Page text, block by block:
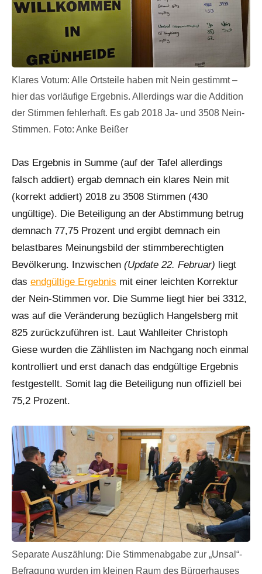
Klares Votum: Alle Ortsteile haben mit Nein gestimmt –
hier das vorläufige Ergebnis. Allerdings war die Addition
der Stimmen fehlerhaft. Es gab 2018 Ja- und 3508 Nein-
Stimmen. Foto: Anke Beißer
Das Ergebnis in Summe (auf der Tafel allerdings
falsch addiert) ergab demnach ein klares Nein mit
(korrekt addiert) 2018 zu 3508 Stimmen (430
ungültige). Die Beteiligung an der Abstimmung betrug
demnach 77,75 Prozent und ergibt demnach ein
belastbares Meinungsbild der stimmberechtigten
Bevölkerung. Inzwischen (Update 22. Februar) liegt
das endgültige Ergebnis mit einer leichten Korrektur
der Nein-Stimmen vor. Die Summe liegt hier bei 3312,
was auf die Veränderung bezüglich Hangelsberg mit
825 zurückzuführen ist. Laut Wahlleiter Christoph
Giese wurden die Zähllisten im Nachgang noch einmal
kontrolliert und erst danach das endgültige Ergebnis
festgestellt. Somit lag die Beteiligung nun offiziell bei
75,2 Prozent.
Separate Auszählung: Die Stimmenabgabe zur „Unsal“-
Befragung wurden im kleinen Raum des Bürgerhauses